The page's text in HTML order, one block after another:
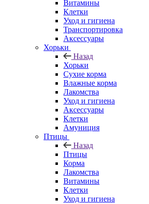
Витамины
Клетки
Уход и гигиена
Транспортировка
Аксессуары
Хорьки
Назад
Хорьки
Сухие корма
Влажные корма
Лакомства
Уход и гигиена
Аксессуары
Клетки
Амуниция
Птицы
Назад
Птицы
Корма
Лакомства
Витамины
Клетки
Уход и гигиена